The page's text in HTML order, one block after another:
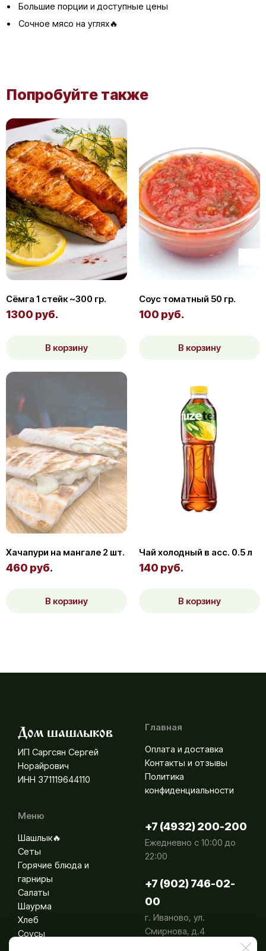
Большие порции и доступные цены
Сочное мясо на углях🔥
Попробуйте также
Сёмга 1 стейк ~300 гр.
1300 руб.
В корзину
Соус томатный 50 гр.
100 руб.
В корзину
Хачапури на мангале 2 шт.
460 руб.
В корзину
Чай холодный в асс. 0.5 л
140 руб.
В корзину
Дом шашлыков
ИП Саргсян Сергей
Норайрович
ИНН 371119644110
Главная
Оплата и доставка
Контакты и отзывы
Политика
конфиденциальности
Меню
Шашлык🔥
Сеты
Горячие блюда и
гарниры
Салаты
Шаурма
Хлеб
Соусы
+7 (4932) 200-200
Ежедневно с 10:00 до
22:00
+7 (902) 746-02-
00
г. Иваново, ул.
Смирнова, д.4